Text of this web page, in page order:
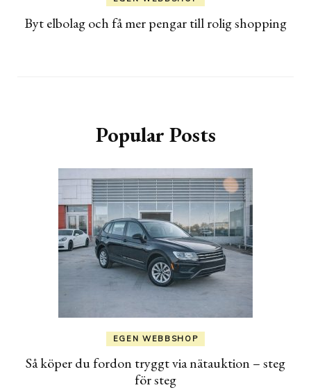
Byt elbolag och få mer pengar till rolig shopping
Popular Posts
EGEN WEBBSHOP
Så köper du fordon tryggt via nätauktion – steg
för steg